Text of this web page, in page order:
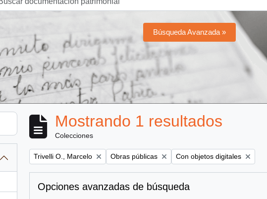
Búsqueda Avanzada »
Mostrando 1 resultados
Colecciones
Remove filter:
Trivelli O., Marcelo Remove filter:
Obras públicas Remove filter:
Con objetos digitales
Opciones avanzadas de búsqueda